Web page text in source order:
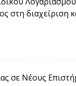
στη
σε Νέους